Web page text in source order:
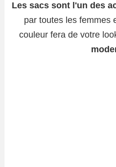
Les sacs sont l'un des
par toutes les femmes
couleur fera de votre